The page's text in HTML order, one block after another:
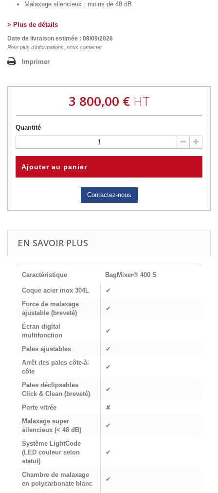
Malaxage silencieux : moins de 48 dB
> Plus de détails
Date de livraison estimée : 08/09/2026
Pour plus d'informations, nous contacter
Imprimer
3 800,00 €HT
Quantité
Ajouter au panier
Contactez-nous
EN SAVOIR PLUS
Caractéristique BagMixer® 400 S
Coque acier inox 304L
✔
Force de malaxage
ajustable (breveté)
✔
Écran digital
multifonction
✔
Pales ajustables
✔
Arrêt des pales côte-à-
côte
✔
Pales déclipsables
Click & Clean (breveté)
✔
Porte vitrée
✘
Malaxage super
silencieux (< 48 dB)
✔
Système LightCode
(LED couleur selon
statut)
✔
Chambre de malaxage
en polycarbonate blanc
✔